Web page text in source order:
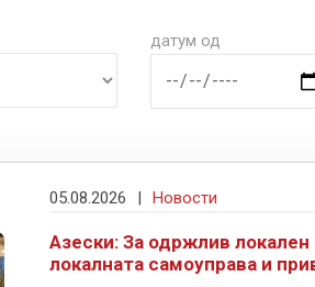
датум од
05.08.2026 | Новости
Азески: За одржлив
локалната самоуправа и